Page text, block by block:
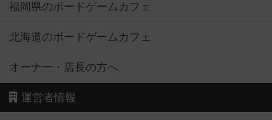
福岡県のボードゲームカフェ
北海道のボードゲームカフェ
オーナー・店長の方へ
運営者情報